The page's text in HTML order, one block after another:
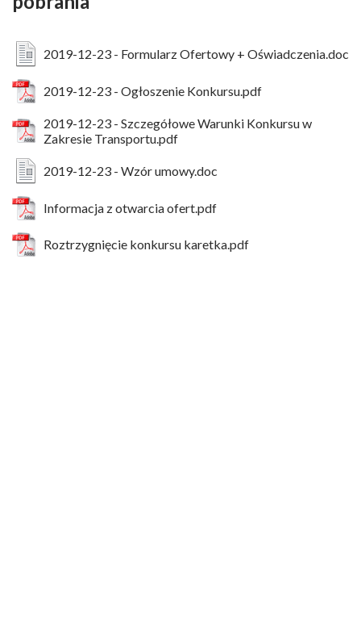
2019-12-23 - Formularz Ofertowy + Oświadczenia.doc
2019-12-23 - Ogłoszenie Konkursu.pdf
2019-12-23 - Szczegółowe Warunki Konkursu w
Zakresie Transportu.pdf
2019-12-23 - Wzór umowy.doc
Informacja z otwarcia ofert.pdf
Roztrzygnięcie konkursu karetka.pdf